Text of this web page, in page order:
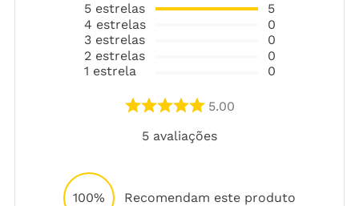
5 estrelas
4 estrelas
3 estrelas
2 estrelas
1 estrela
5
0
0
0
0
5.00
5 avaliações
100% Recomendam este produto